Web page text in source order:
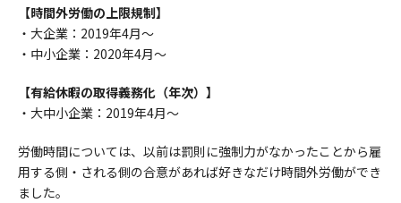
【時間外労働の上限規制】
・大企業：2019年4月～
・中小企業：2020年4月～
【有給休暇の取得義務化（年次）】
・大中小企業：2019年4月～
労働時間については、以前は罰則に強制力がなかったことから雇
用する側・される側の合意があれば好きなだけ時間外労働ができ
ました。